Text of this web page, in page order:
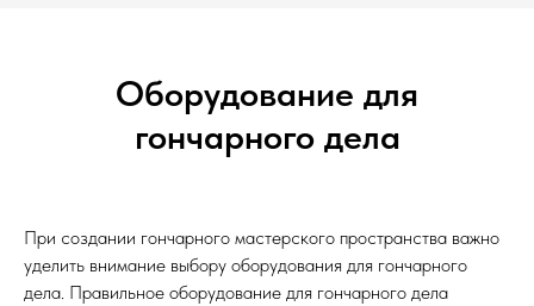
Оборудование для
гончарного дела
При создании гончарного мастерского пространства важно
уделить внимание выбору оборудования для гончарного
дела. Правильное оборудование для гончарного дела